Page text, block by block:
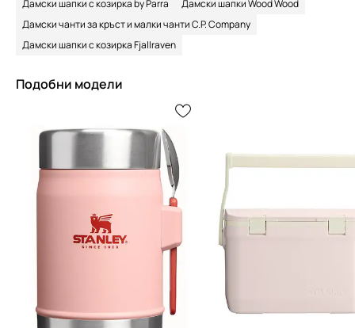
Дамски шапки с козирка by Parra
Дамски шапки Wood Wood
Дамски чанти за кръст и малки чанти C.P. Company
Дамски шапки с козирка Fjallraven
Подобни модели